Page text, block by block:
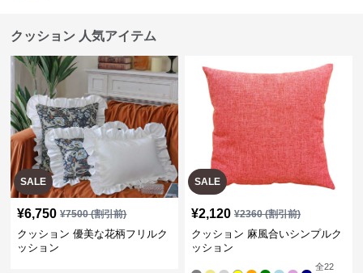
クッション 人気アイテム
SALE
¥6,750 ¥7500(割引前)
クッション 優美な花柄フリルク
ッション
SALE
¥2,120 ¥2360(割引前)
クッション 麻風合いシンプルク
ッション
全22